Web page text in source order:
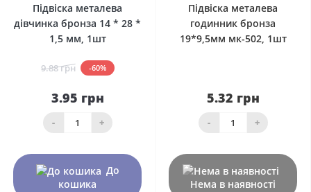
Підвіска металева
дівчинка бронза 14 * 28 *
1,5 мм, 1шт
9.88 грн -60%
3.95 грн
- +
До
кошика
Підвіска металева
годинник бронза
19*9,5мм мк-502, 1шт
5.32 грн
- +
Нема в наявності